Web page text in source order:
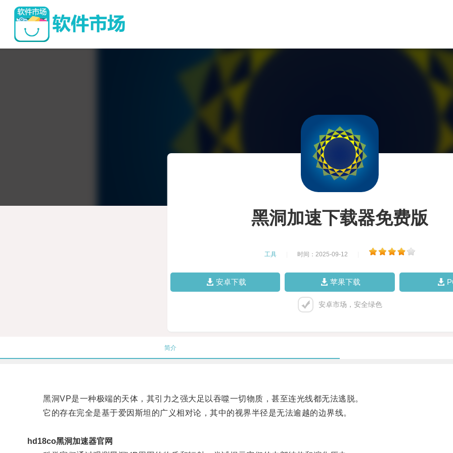
黑洞加速下载器免费版
工具 时间：2025-09-12
安卓下载 苹果下载
安卓市场，安全绿色
简介
黑洞VP是一种极端的天体，其引力之强大足以吞噬一切物质，甚至连光线都无法逃脱。
它的存在完全是基于爱因斯坦的广义相对论，其中的视界半径是无法逾越的边界线。
hd18co黑洞加速器官网